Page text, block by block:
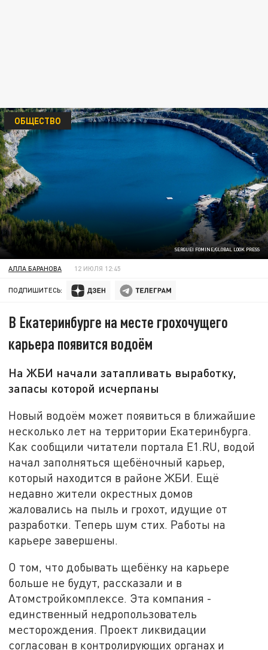
SERGUEI FOMINE/GLOBAL LOOK PRESS
ОБЩЕСТВО
АЛЛА БАРАНОВА 12 ИЮЛЯ 12:45
ПОДПИШИТЕСЬ:
В Екатеринбурге на месте грохочущего
карьера появится водоём
На ЖБИ начали затапливать выработку,
запасы которой исчерпаны
Новый водоём может появиться в ближайшие
несколько лет на территории Екатеринбурга.
Как сообщили читатели портала E1.RU, водой
начал заполняться щебёночный карьер,
который находится в районе ЖБИ. Ещё
недавно жители окрестных домов
жаловались на пыль и грохот, идущие от
разработки. Теперь шум стих. Работы на
карьере завершены.
О том, что добывать щебёнку на карьере
больше не будут, рассказали и в
Атомстройкомплексе. Эта компания -
единственный недропользователь
месторождения. Проект ликвидации
согласован в контролирующих органах и